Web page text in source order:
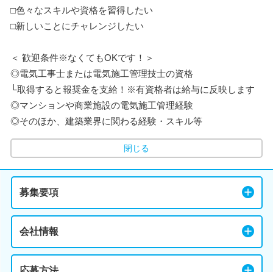
□色々なスキルや資格を習得したい
□新しいことにチャレンジしたい
＜ 歓迎条件※なくてもOKです！＞
◎電気工事士または電気施工管理技士の資格
└取得すると報奨金を支給！※有資格者は給与に反映します
◎マンションや商業施設の電気施工管理経験
◎そのほか、建築業界に関わる経験・スキル等
閉じる
募集要項
会社情報